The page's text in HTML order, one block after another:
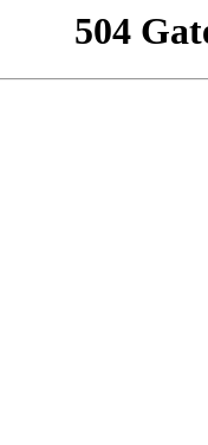
504